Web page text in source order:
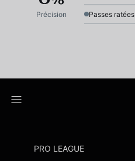
Précision Passes ratées
PRO LEAGUE